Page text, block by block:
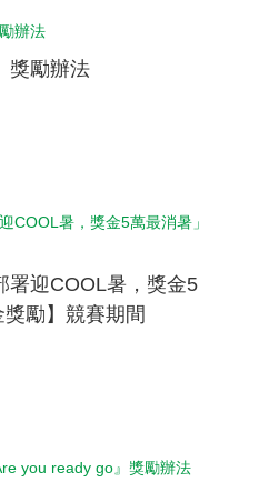
獎勵辦法
署迎COOL暑，獎金5
勵】競賽期間